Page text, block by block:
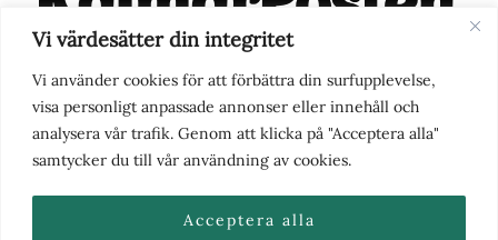
Vi värdesätter din integritet
Vi använder cookies för att förbättra din surfupplevelse,
visa personligt anpassade annonser eller innehåll och
analysera vår trafik. Genom att klicka på "Acceptera alla"
samtycker du till vår användning av cookies.
Acceptera alla
KalmarPosten är en modern lokalnyhetstidning på nätet. Med
fokus på Kalmarregionen, men också med blick för det större
perspektivet, vill vi vara din självklara kanal för nyheter,
berättelser och engagemang. KalmarPosten grundades 1988 och
fick nya ägare 2025.